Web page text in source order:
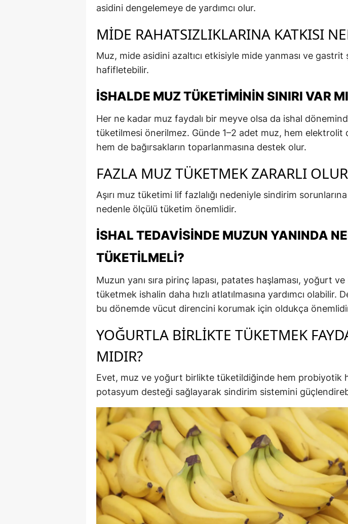
asidini dengelemeye de yardımcı olur.
MIDE RAHATSIZLIKLARINA KATKISI
Muz, mide asidini azaltıcı etkisiyle mide yanması ve
hafifletebilir.
İSHALDE MUZ TÜKETIMININ SINIRI VAR
Her ne kadar muz faydalı bir meyve olsa da ishal
tüketilmesi önerilmez. Günde 1–2 adet muz, hem elektrolit
hem de bağırsakların toparlanmasına destek olur.
FAZLA MUZ TÜKETMEK ZARARLI
Aşırı muz tüketimi lif fazlalığı nedeniyle sindirim
nedenle ölçülü tüketim önemlidir.
İSHAL TEDAVISINDE MUZUN YANINDA
TÜKETILMELI?
Muzun yanı sıra pirinç lapası, patates haşlaması, yoğurt ve
tüketmek ishalin daha hızlı atlatılmasına yardımcı olabilir.
bu dönemde vücut direncini korumak için oldukça
YOĞURTLA BIRLIKTE TÜKETMEK
MIDIR?
Evet, muz ve yoğurt birlikte tüketildiğinde hem probiyotik
potasyum desteği sağlayarak sindirim sistemini